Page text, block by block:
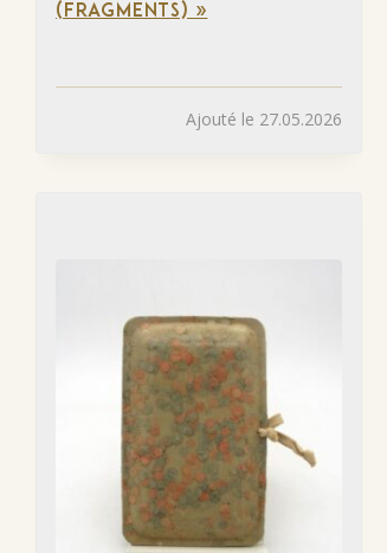
(FRAGMENTS) »
Ajouté le 27.05.2026